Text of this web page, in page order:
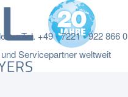
Tel. +49 - 7221 - 922 866 0
Servicepartner weltweit